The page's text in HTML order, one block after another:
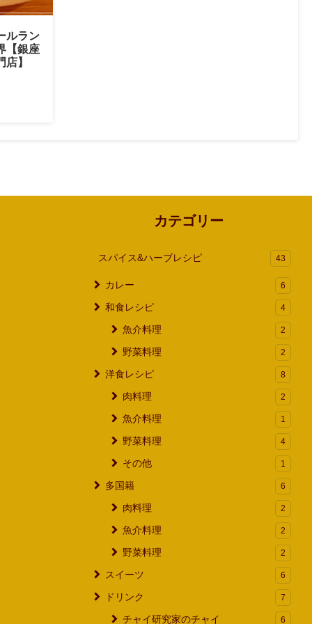
ルラン
【銀座
】
カテゴリー
スパイス&ハーブレシピ 43
カレー 6
和食レシピ 4
魚介料理 2
野菜料理 2
洋食レシピ 8
肉料理 2
魚介料理 1
野菜料理 4
その他 1
多国籍 6
肉料理 2
魚介料理 2
野菜料理 2
スイーツ 6
ドリンク 7
チャイ研究家のチャイ 6